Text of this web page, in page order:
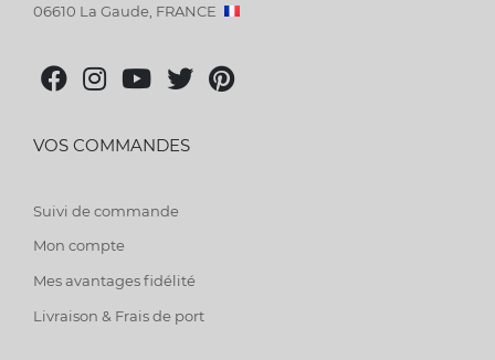
06610 La Gaude, FRANCE
VOS COMMANDES
Suivi de commande
Mon compte
Mes avantages fidélité
Livraison & Frais de port